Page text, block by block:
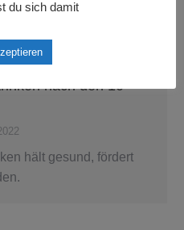
nach den 10
hält gesund, fördert
du sich damit